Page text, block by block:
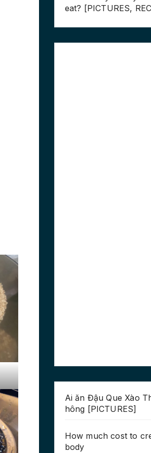
eat? [PICTURES,
Ai ăn Đậu Que Xào
hông [PICTURES]
How much cost to
body